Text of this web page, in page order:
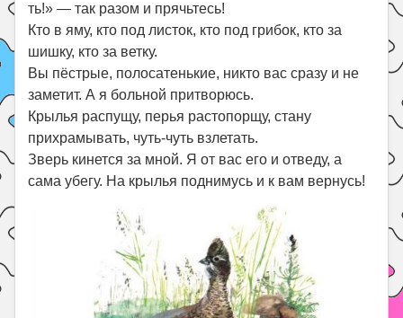
ть!» — так разом и прячьтесь!
Кто в яму, кто под листок, кто под грибок, кто за
шишку, кто за ветку.
Вы пёстрые, полосатенькие, никто вас сразу и не
заметит. А я больной притворюсь.
Крылья распущу, перья растопорщу, стану
прихрамывать, чуть-чуть взлетать.
Зверь кинется за мной. Я от вас его и отведу, а
сама убегу. На крылья поднимусь и к вам вернусь!